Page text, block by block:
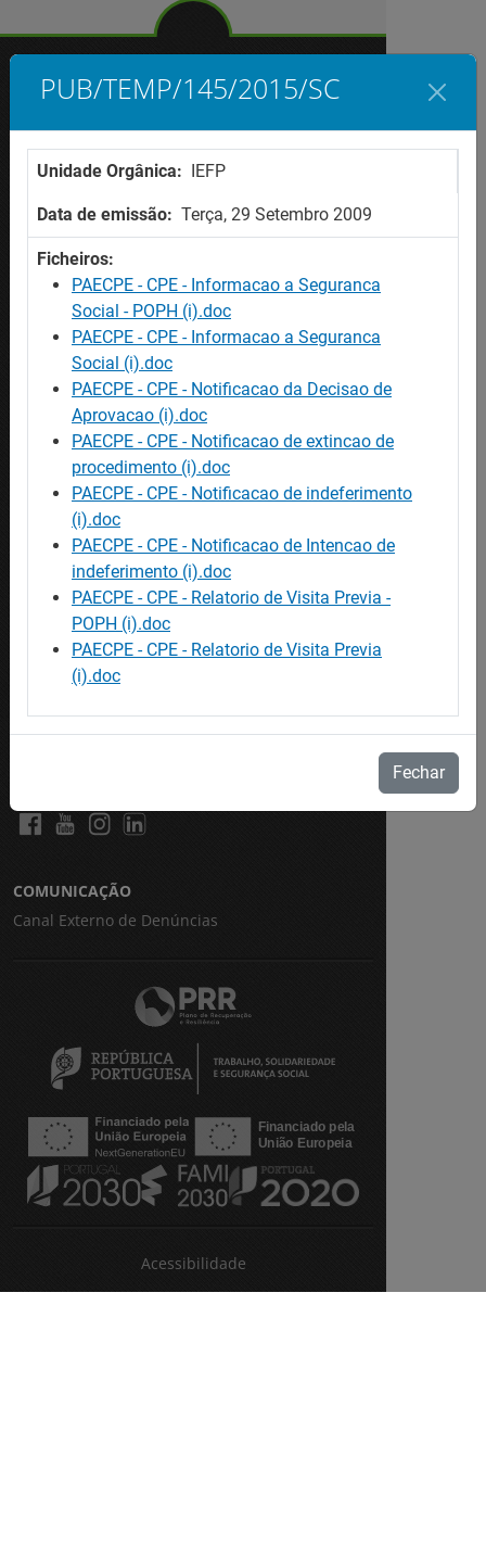
PUB/TEMP/145/2015/SC
Unidade Orgânica: IEFP
Data de emissão: Terça, 29 Setembro 2009
Ficheiros:
PAECPE - CPE - Informacao a Seguranca
Social - POPH (i).doc
PAECPE - CPE - Informacao a Seguranca
Social (i).doc
PAECPE - CPE - Notificacao da Decisao de
Aprovacao (i).doc
PAECPE - CPE - Notificacao de extincao de
procedimento (i).doc
PAECPE - CPE - Notificacao de indeferimento
(i).doc
PAECPE - CPE - Notificacao de Intencao de
indeferimento (i).doc
PAECPE - CPE - Relatorio de Visita Previa -
POPH (i).doc
PAECPE - CPE - Relatorio de Visita Previa
(i).doc
Fechar
Ofertas de emprego
Ofertas de formação
Procurar trabalhadores
AJUDA
Mapa do site
Acessibilidade
Perguntas Frequentes / Glossário
CONTACTE-NOS
Contactos
SITES IEFP
Iefponline
Netforce
CRC Virtual
WorldSkills Portugal
E-Learning
Garantia Jovem
COMUNICAÇÃO
Canal Externo de Denúncias
Acessibilidade